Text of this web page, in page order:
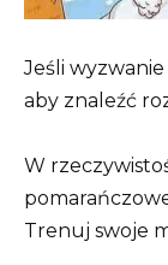
Jeśli
aby znaleźć
W
Trenuj swoje